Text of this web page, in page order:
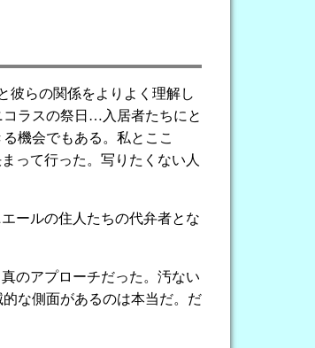
彼らの関係をよりよく理解し
ラスの祭日…入居者たちにと
機会でもある。私とここ
って行った。写りたくない人
ールの住人たちの代弁者とな
のアプローチだった。汚ない
な側面があるのは本当だ。だ